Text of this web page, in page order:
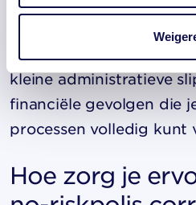
tot correcties en
Kortom: een gemiste
kleine administratieve
financiële gevolgen die
processen volledig kunt
Hoe zorg je